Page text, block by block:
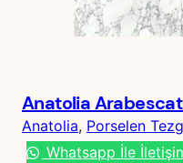
Anatolia
Anatolia, Porselen
Whatsapp İle